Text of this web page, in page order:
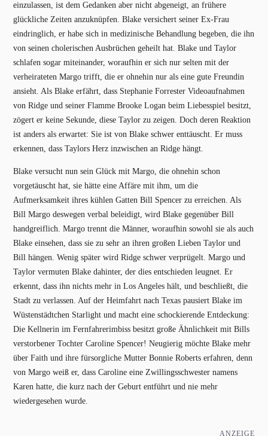
einzulassen, ist dem Gedanken aber nicht abgeneigt, an frühere
glückliche Zeiten anzuknüpfen. Blake versichert seiner Ex-Frau
eindringlich, er habe sich in medizinische Behandlung begeben, die ihn
von seinen cholerischen Ausbrüchen geheilt hat. Blake und Taylor
schlafen sogar miteinander, woraufhin er sich nur selten mit der
verheirateten Margo trifft, die er ohnehin nur als eine gute Freundin
ansieht. Als Blake erfährt, dass Stephanie Forrester Videoaufnahmen
von Ridge und seiner Flamme Brooke Logan beim Liebesspiel besitzt,
zögert er keine Sekunde, diese Taylor zu zeigen. Doch deren Reaktion
ist anders als erwartet: Sie ist von Blake schwer enttäuscht. Er muss
erkennen, dass Taylors Herz inzwischen an Ridge hängt.
Blake versucht nun sein Glück mit Margo, die ohnehin schon
vorgetäuscht hat, sie hätte eine Affäre mit ihm, um die
Aufmerksamkeit ihres kühlen Gatten Bill Spencer zu erreichen. Als
Bill Margo deswegen verbal beleidigt, wird Blake gegenüber Bill
handgreiflich. Margo trennt die Männer, woraufhin sowohl sie als auch
Blake einsehen, dass sie zu sehr an ihren großen Lieben Taylor und
Bill hängen. Wenig später wird Ridge schwer verprügelt. Margo und
Taylor vermuten Blake dahinter, der dies entschieden leugnet. Er
erkennt, dass ihn nichts mehr in Los Angeles hält, und beschließt, die
Stadt zu verlassen. Auf der Heimfahrt nach Texas pausiert Blake im
Wüstenstädtchen Starlight und macht eine schockierende Entdeckung:
Die Kellnerin im Fernfahrerimbiss besitzt große Ähnlichkeit mit Bills
verstorbener Tochter Caroline Spencer! Neugierig möchte Blake mehr
über Faith und ihre fürsorgliche Mutter Bonnie Roberts erfahren, denn
von Margo weiß er, dass Caroline eine Zwillingsschwester namens
Karen hatte, die kurz nach der Geburt entführt und nie mehr
wiedergesehen wurde.
ANZEIGE